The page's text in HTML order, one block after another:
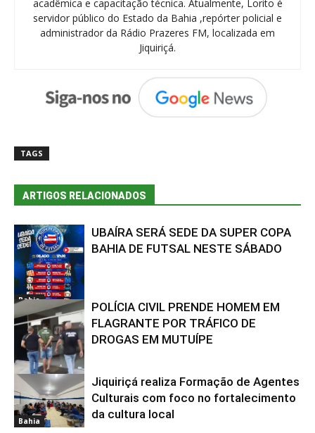
acadêmica e capacitação técnica. Atualmente, Lorito é
servidor público do Estado da Bahia ,repórter policial e
administrador da Rádio Prazeres FM, localizada em
Jiquiriçá.
TAGS
ARTIGOS RELACIONADOS
Bahia
UBAÍRA SERÁ SEDE DA SUPER COPA
BAHIA DE FUTSAL NESTE SÁBADO
Bahia
POLÍCIA CIVIL PRENDE HOMEM EM
FLAGRANTE POR TRÁFICO DE
DROGAS EM MUTUÍPE
Bahia
Jiquiriçá realiza Formação de Agentes
Culturais com foco no fortalecimento
da cultura local